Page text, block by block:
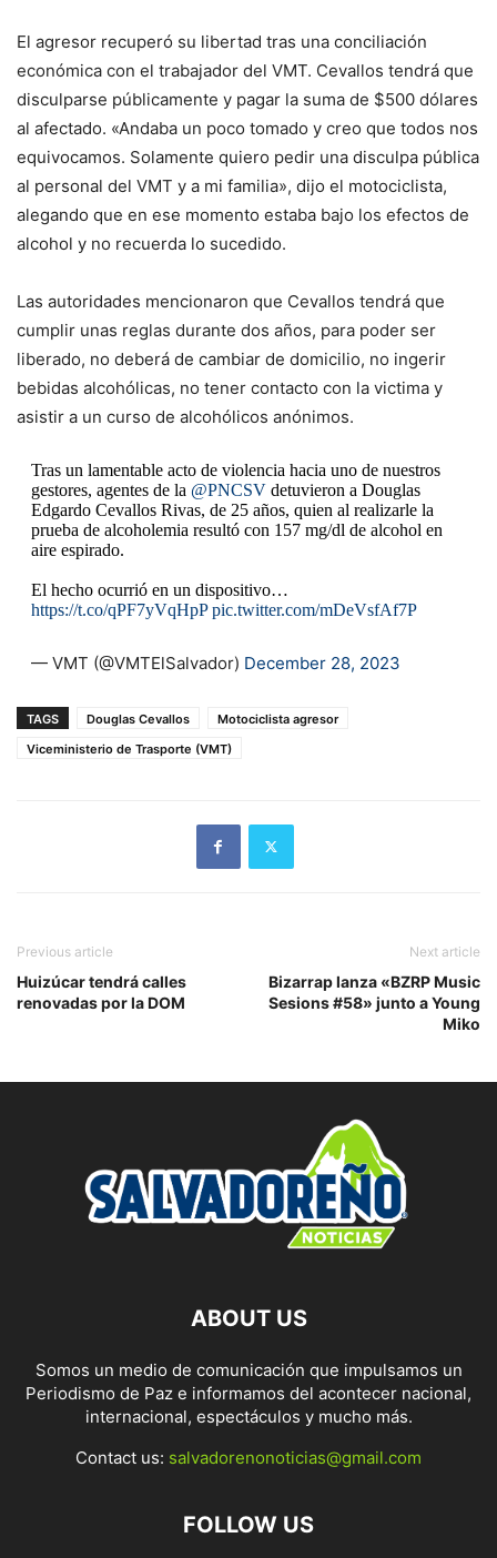
El agresor recuperó su libertad tras una conciliación
económica con el trabajador del VMT. Cevallos tendrá que
disculparse públicamente y pagar la suma de $500 dólares
al afectado. «Andaba un poco tomado y creo que todos nos
equivocamos. Solamente quiero pedir una disculpa pública
al personal del VMT y a mi familia», dijo el motociclista,
alegando que en ese momento estaba bajo los efectos de
alcohol y no recuerda lo sucedido.
Las autoridades mencionaron que Cevallos tendrá que
cumplir unas reglas durante dos años, para poder ser
liberado, no deberá de cambiar de domicilio, no ingerir
bebidas alcohólicas, no tener contacto con la victima y
asistir a un curso de alcohólicos anónimos.
Tras un lamentable acto de violencia hacia uno de nuestros
gestores, agentes de la @PNCSVdetuvieron a Douglas
Edgardo Cevallos Rivas, de 25 años, quien al realizarle la
prueba de alcoholemia resultó con 157 mg/dl de alcohol en
aire espirado.
El hecho ocurrió en un dispositivo…
https://t.co/qPF7yVqHpP pic.twitter.com/mDeVsfAf7P
— VMT (@VMTElSalvador) December 28, 2023
TAGS Douglas Cevallos
Motociclista agresor
Viceministerio de Trasporte (VMT)
Previous article
Huizúcar tendrá calles
renovadas por la DOM
Next article
Bizarrap lanza «BZRP Music
Sesions #58» junto a Young
Miko
ABOUT US
Somos un medio de comunicación que impulsamos un
Periodismo de Paz e informamos del acontecer nacional,
internacional, espectáculos y mucho más.
Contact us: salvadorenonoticias@gmail.com
FOLLOW US